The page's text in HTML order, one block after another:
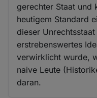
gerechter Staat und
heutigem Standard
dieser
erstrebenswertes
verwirklicht wurde,
naive Leute
daran.